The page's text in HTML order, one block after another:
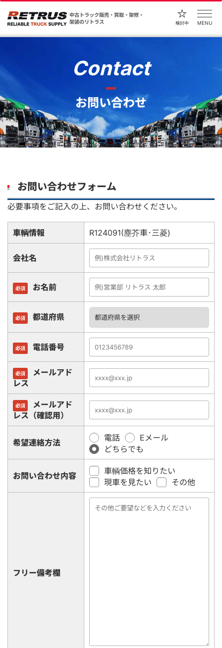
中古トラック販売・買取・架修・
架装のリトラス
検討中 MENU
Contact
お問い合わせ
お問い合わせフォーム
必要事項をご記入の上、お問い合わせください。
車輌情報 R124091(塵芥車･三菱)
会社名
必須 お名前
必須 都道府県
必須 電話番号
必須
メールアド
レス
必須
メールアド
レス（確認用）
希望連絡方法
電話
Eメール
どちらでも
お問い合わせ内容
車輌価格を知りたい
現車を見たい
その他
フリー備考欄